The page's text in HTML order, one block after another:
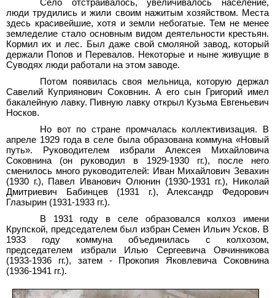
Село отстраивалось, увеличивалось население,
люди трудились и жили своим нажитым хозяйством. Места
здесь красивейшие, хотя и земли небогатые. Тем не менее
земледелие стало основным видом деятельности крестьян.
Кормил их и лес. Был даже свой смоляной завод, который
держали Попов и Перевалов. Некоторые и ныне живущие в
Суводях люди работали на этом заводе.
Потом появилась своя мельница, которую держал
Савелий Куприянович Соковнин. А его сын Григорий имел
бакалейную лавку. Пивную лавку открыл Кузьма Евгеньевич
Носков.
Но вот по стране промчалась коллективизация. В
апреле 1929 года в селе была образована коммуна «Новый
путь». Руководителем избрали Алексея Михайловича
Соковнина (он руководил в 1929-1930 гг.), после него
сменилось много руководителей: Иван Михайлович Зевахин
(1930 г.), Павел Иванович Олюнин (1930-1931 гг.), Николай
Дмитриевич Бабинцев (1931
г.), Александр Федорович
Глазырин (1931-1933 гг.).
В 1931 году в селе образовался колхоз имени
Крупской, председателем был избран Семен Ильич Усков. В
1933 году коммуна объединилась с колхозом,
председателем избрали Илью Сергеевича Овчинникова
(1933-1936 гг.), затем - Прокопия Яковлевича Соковнина
(1936-1941 гг.).